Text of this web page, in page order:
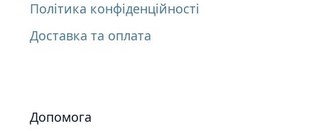
Політика конфіденційності
Доставка та оплата
Допомога